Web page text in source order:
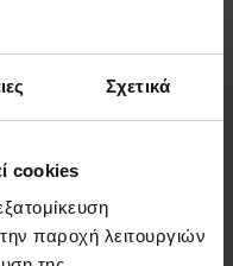
Σχετικά
cookies
παροχή λειτουργιών
να σας